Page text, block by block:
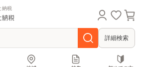
納税
詳細検索